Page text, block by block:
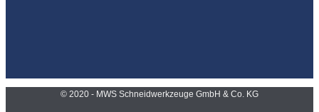
© 2020 - MWS Schneidwerkzeuge GmbH & Co. KG